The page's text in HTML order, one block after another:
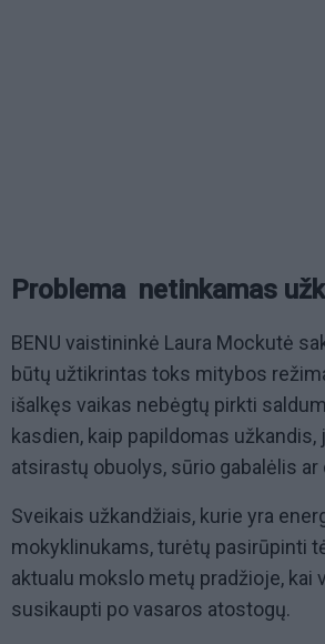
Problema  netinkamas
BENU vaistininkė Laura Mockutė
būtų užtikrintas toks mitybos
išalkęs vaikas nebėgtų pirkti
kasdien, kaip papildomas užkandis,
atsirastų obuolys, sūrio gabalėlis ar
Sveikais užkandžiais, kurie yra
mokyklinukams, turėtų pasirūpinti
aktualu mokslo metų pradžioje, kai
susikaupti po vasaros atostogų.